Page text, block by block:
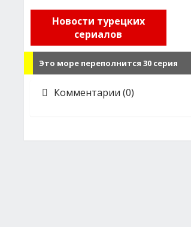
Новости турецких
сериалов
Это море переполнится 30 серия
Комментарии (0)